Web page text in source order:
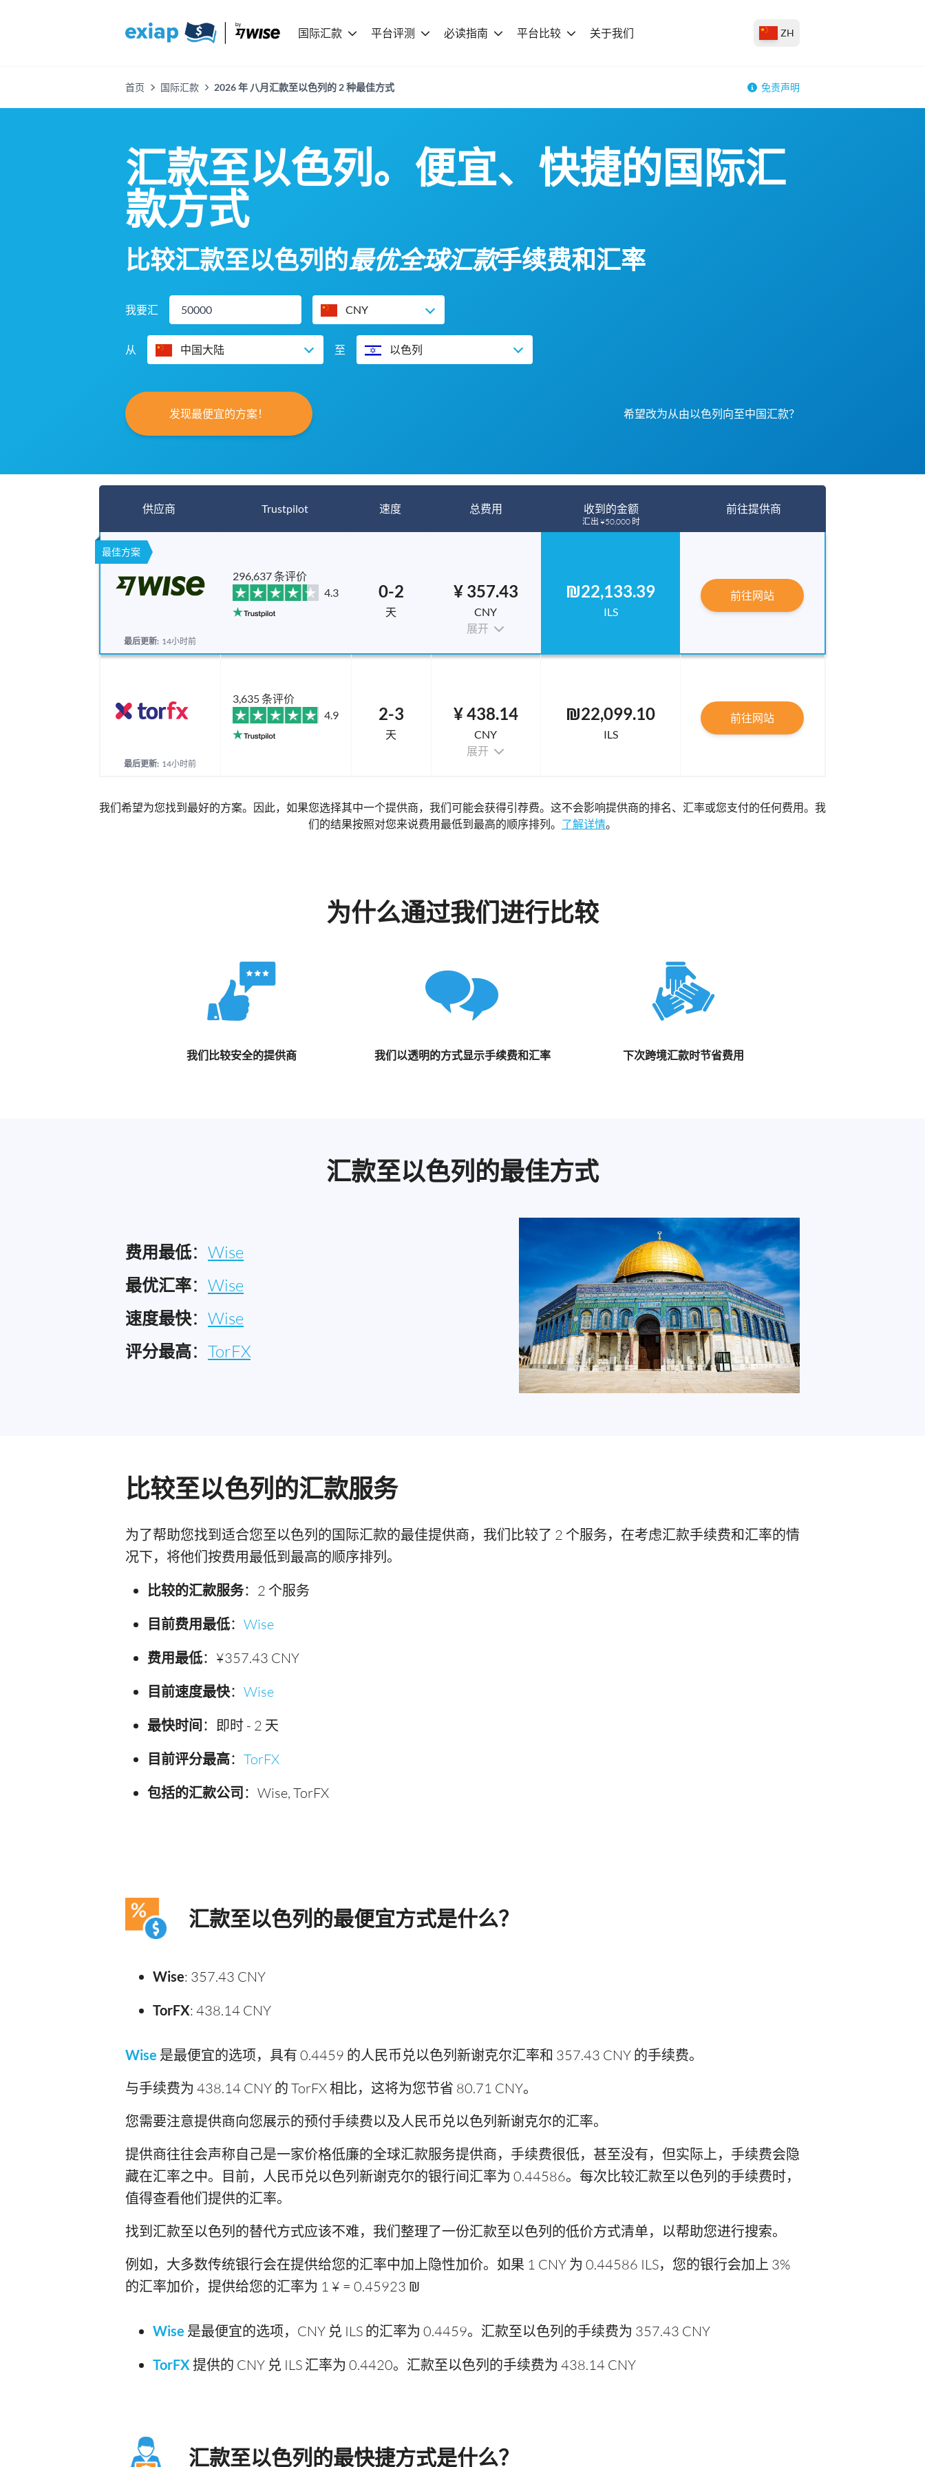
国际汇款 平台评测 必读指南 平台比较 关于我们 ZH
首页 国际汇款 2026 年 八月汇款至以色列的 2 种最佳方式 免责声明
汇款至以色列。便宜、快捷的国际汇
款方式
比较汇款至以色列的最优全球汇款手续费和汇率
我要汇 CNY
从 中国大陆 至 以色列
发现最便宜的方案！ 希望改为从由以色列向至中国汇款？
供应商 Trustpilot 速度 总费用 收到的金额
汇出 ¥50,000 时
前往提供商
最佳方案
最后更新: 14小时前
296,637 条评价
4.3
0-2
天
¥ 357.43
CNY
展开
₪22,133.39
ILS
前往网站
最后更新: 14小时前
3,635 条评价
4.9
2-3
天
¥ 438.14
CNY
展开
₪22,099.10
ILS
前往网站
我们希望为您找到最好的方案。因此，如果您选择其中一个提供商，我们可能会获得引荐费。这不会影响提供商的排名、汇率或您支付的任何费用。我
们的结果按照对您来说费用最低到最高的顺序排列。 了解详情。
为什么通过我们进行比较
我们比较安全的提供商 我们以透明的方式显示手续费和汇率 下次跨境汇款时节省费用
汇款至以色列的最佳方式
费用最低： Wise
最优汇率： Wise
速度最快： Wise
评分最高： TorFX
比较至以色列的汇款服务
为了帮助您找到适合您至以色列的国际汇款的最佳提供商，我们比较了 2 个服务，在考虑汇款手续费和汇率的情
况下，将他们按费用最低到最高的顺序排列。
比较的汇款服务：2 个服务
目前费用最低： Wise
费用最低：¥357.43 CNY
目前速度最快： Wise
最快时间 ：即时 - 2 天
目前评分最高： TorFX
包括的汇款公司 ：Wise, TorFX
汇款至以色列的最便宜方式是什么？
Wise: 357.43 CNY
TorFX: 438.14 CNY
Wise 是最便宜的选项，具有 0.4459 的人民币兑以色列新谢克尔汇率和 357.43 CNY 的手续费。
与手续费为 438.14 CNY 的 TorFX 相比，这将为您节省 80.71 CNY。
您需要注意提供商向您展示的预付手续费以及人民币兑以色列新谢克尔的汇率。
提供商往往会声称自己是一家价格低廉的全球汇款服务提供商，手续费很低，甚至没有，但实际上，手续费会隐
藏在汇率之中。目前，人民币兑以色列新谢克尔的银行间汇率为 0.44586。每次比较汇款至以色列的手续费时，
值得查看他们提供的汇率。
找到汇款至以色列的替代方式应该不难，我们整理了一份汇款至以色列的低价方式清单，以帮助您进行搜索。
例如，大多数传统银行会在提供给您的汇率中加上隐性加价。如果 1 CNY 为 0.44586 ILS，您的银行会加上 3%
的汇率加价，提供给您的汇率为 1 ¥ = 0.45923 ₪
Wise 是最便宜的选项，CNY 兑 ILS 的汇率为 0.4459。汇款至以色列的手续费为 357.43 CNY
TorFX 提供的 CNY 兑 ILS 汇率为 0.4420。汇款至以色列的手续费为 438.14 CNY
汇款至以色列的最快捷方式是什么？